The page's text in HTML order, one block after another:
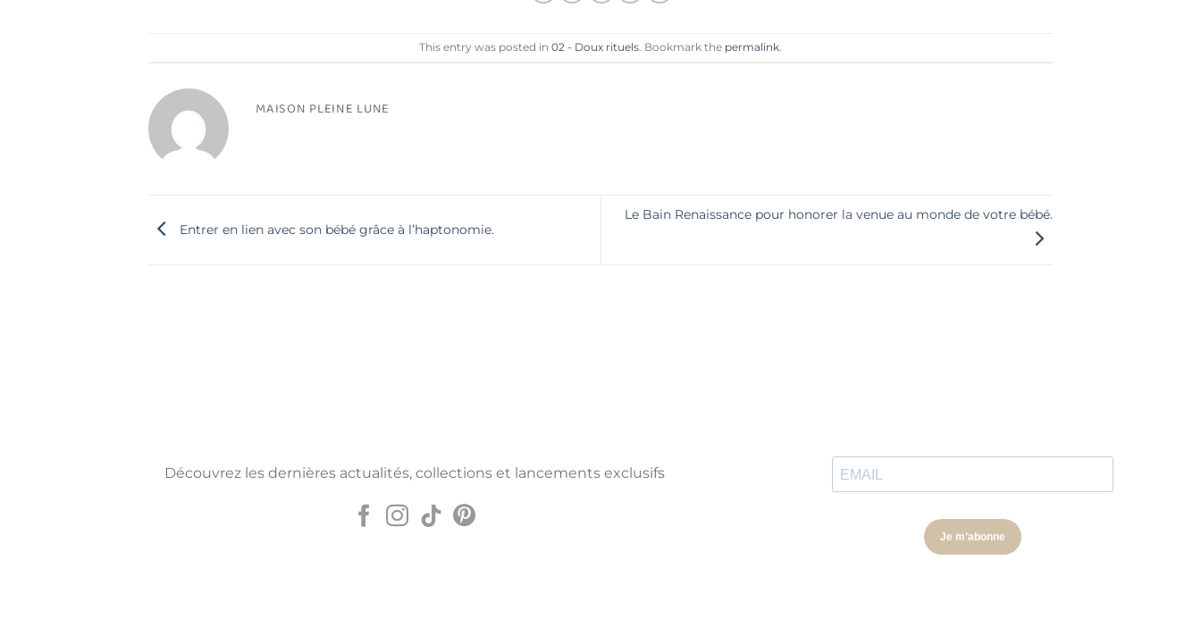
This entry was posted in 02 - Doux rituels . Bookmark the permalink
MAISON PLEINE LUNE
Entrer en lien avec son bébé grâce à l’haptonomie.
Le Bain Renaissance pour honorer la venue au monde de votre bébé.
Découvrez les dernières actualités, collections et lancements exclusifs